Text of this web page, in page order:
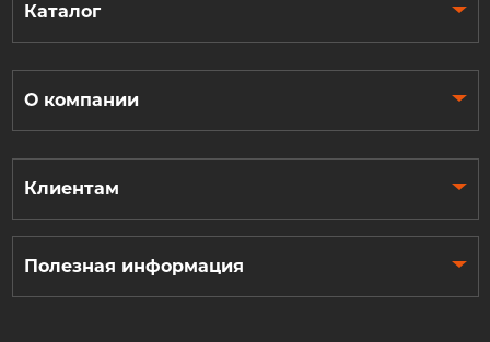
Каталог
О компании
Клиентам
Полезная информация